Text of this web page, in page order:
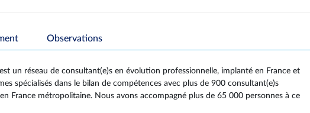
Observations
un réseau de consultant(e)s en évolution professionnelle, implanté en France et
spécialisés dans le bilan de compétences avec plus de 900 consultant(e)s
France métropolitaine. Nous avons accompagné plus de 65 000 personnes à ce